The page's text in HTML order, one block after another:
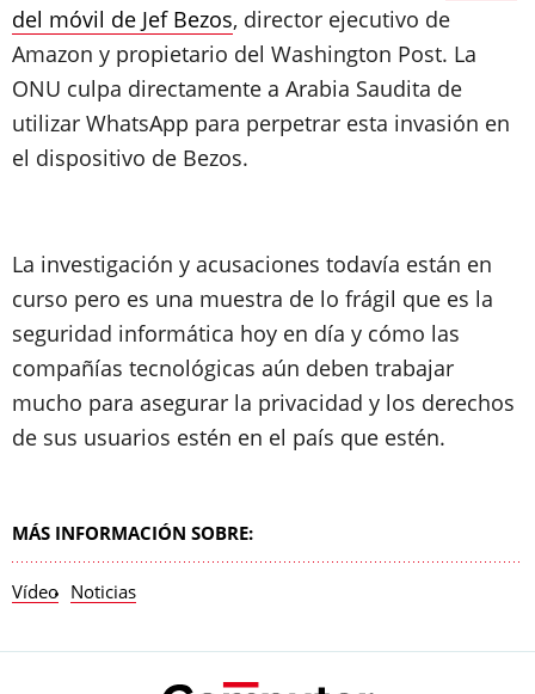
del móvil de Jef Bezos, director ejecutivo de
Amazon y propietario del Washington Post. La
ONU culpa directamente a Arabia Saudita de
utilizar WhatsApp para perpetrar esta invasión en
el dispositivo de Bezos.
La investigación y acusaciones todavía están en
curso pero es una muestra de lo frágil que es la
seguridad informática hoy en día y cómo las
compañías tecnológicas aún deben trabajar
mucho para asegurar la privacidad y los derechos
de sus usuarios estén en el país que estén.
MÁS INFORMACIÓN SOBRE:
Vídeo Noticias